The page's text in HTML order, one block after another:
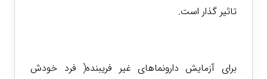
تاثیر گذار است.
برای آزمایش دارونماهای غیر فریبنده( فرد خودش